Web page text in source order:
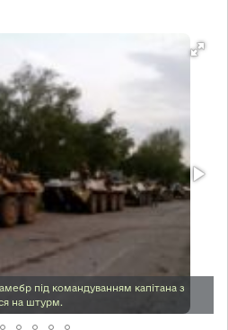
під командуванням капітана з
на штурм.